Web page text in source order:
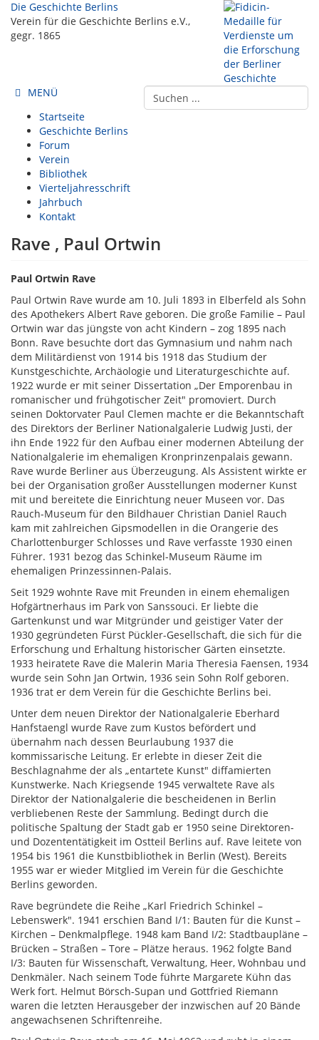
Die Geschichte Berlins
Verein für die Geschichte Berlins e.V.,
gegr. 1865
MENÜ
Startseite
Geschichte Berlins
Forum
Verein
Bibliothek
Vierteljahresschrift
Jahrbuch
Kontakt
Rave , Paul Ortwin
Paul Ortwin Rave
Paul Ortwin Rave wurde am 10. Juli 1893 in Elberfeld als Sohn
des Apothekers Albert Rave geboren. Die große Familie – Paul
Ortwin war das jüngste von acht Kindern – zog 1895 nach
Bonn. Rave besuchte dort das Gymnasium und nahm nach
dem Militärdienst von 1914 bis 1918 das Studium der
Kunstgeschichte, Archäologie und Literaturgeschichte auf.
1922 wurde er mit seiner Dissertation „Der Emporenbau in
romanischer und frühgotischer Zeit" promoviert. Durch
seinen Doktorvater Paul Clemen machte er die Bekanntschaft
des Direktors der Berliner Nationalgalerie Ludwig Justi, der
ihn Ende 1922 für den Aufbau einer modernen Abteilung der
Nationalgalerie im ehemaligen Kronprinzenpalais gewann.
Rave wurde Berliner aus Überzeugung. Als Assistent wirkte er
bei der Organisation großer Ausstellungen moderner Kunst
mit und bereitete die Einrichtung neuer Museen vor. Das
Rauch-Museum für den Bildhauer Christian Daniel Rauch
kam mit zahlreichen Gipsmodellen in die Orangerie des
Charlottenburger Schlosses und Rave verfasste 1930 einen
Führer. 1931 bezog das Schinkel-Museum Räume im
ehemaligen Prinzessinnen-Palais.
Seit 1929 wohnte Rave mit Freunden in einem ehemaligen
Hofgärtnerhaus im Park von Sanssouci. Er liebte die
Gartenkunst und war Mitgründer und geistiger Vater der
1930 gegründeten Fürst Pückler-Gesellschaft, die sich für die
Erforschung und Erhaltung historischer Gärten einsetzte.
1933 heiratete Rave die Malerin Maria Theresia Faensen, 1934
wurde sein Sohn Jan Ortwin, 1936 sein Sohn Rolf geboren.
1936 trat er dem Verein für die Geschichte Berlins bei.
Unter dem neuen Direktor der Nationalgalerie Eberhard
Hanfstaengl wurde Rave zum Kustos befördert und
übernahm nach dessen Beurlaubung 1937 die
kommissarische Leitung. Er erlebte in dieser Zeit die
Beschlagnahme der als „entartete Kunst" diffamierten
Kunstwerke. Nach Kriegsende 1945 verwaltete Rave als
Direktor der Nationalgalerie die bescheidenen in Berlin
verbliebenen Reste der Sammlung. Bedingt durch die
politische Spaltung der Stadt gab er 1950 seine Direktoren-
und Dozententätigkeit im Ostteil Berlins auf. Rave leitete von
1954 bis 1961 die Kunstbibliothek in Berlin (West). Bereits
1955 war er wieder Mitglied im Verein für die Geschichte
Berlins geworden.
Rave begründete die Reihe „Karl Friedrich Schinkel –
Lebenswerk". 1941 erschien Band I/1: Bauten für die Kunst –
Kirchen – Denkmalpflege. 1948 kam Band I/2: Stadtbaupläne –
Brücken – Straßen – Tore – Plätze heraus. 1962 folgte Band
I/3: Bauten für Wissenschaft, Verwaltung, Heer, Wohnbau und
Denkmäler. Nach seinem Tode führte Margarete Kühn das
Werk fort. Helmut Börsch-Supan und Gottfried Riemann
waren die letzten Herausgeber der inzwischen auf 20 Bände
angewachsenen Schriftenreihe.